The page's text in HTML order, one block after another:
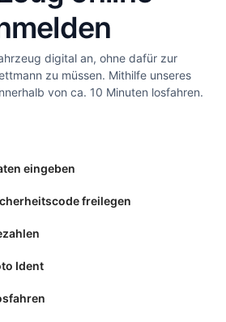
digital an, ohne dafür zur
zu müssen. Mithilfe unseres
von ca. 10 Minuten losfahren.
eingeben
freilegen
Ident